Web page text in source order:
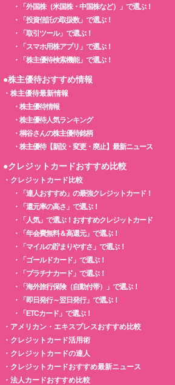
・
「外国株（米国株・中国株など）」で選ぶ！
・
「投資信託の取扱数」で選ぶ！
・
「取引ツール」で選ぶ！
・
「スマホ用株アプリ」で選ぶ！
・
「株主優待検索機能」で選ぶ！
●株主優待おすすめ情報
・ 株主優待最新情報
・ 株主優待情報
・ 株主優待人気ランキング
・ 桐谷さんの株主優待銘柄
・ 株主優待【新設・変更・廃止】最新ニュース
●クレジットカードおすすめ比較
・ クレジットカード比較
・
「達人おすすめ」の最強クレジットカード！
・
「還元率の高さ」で選ぶ！
・
「人気」で選ぶ！おすすめクレジットカード
・
「年会費無料＆高還元」で選ぶ！
・
「マイルの貯まりやすさ」で選ぶ！
・
「ゴールドカード」で選ぶ！
・
「プラチナカード」で選ぶ！
・
「海外旅行保険（自動付帯）」で選ぶ！
・
「即日発行～翌日発行」で選ぶ！
・
「ETCカード」で選ぶ！
・ アメリカン・エキスプレスおすすめ比較
・ クレジットカード活用術
・ クレジットカードの達人
・ クレジットカードおすすめ最新ニュース
・ 法人カードおすすめ比較